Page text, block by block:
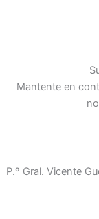
Mantente en
P.º Gral. Vicente